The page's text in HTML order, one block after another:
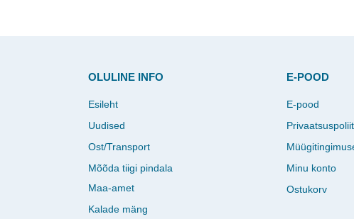
OLULINE INFO
Esileht
Uudised
Ost/Transport
Mõõda tiigi pindala
Maa-amet
Kalade mäng
E-POOD
E-pood
Minu konto
Ostukorv